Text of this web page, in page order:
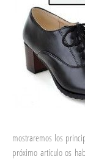
mostraremos los
próximo artículo os